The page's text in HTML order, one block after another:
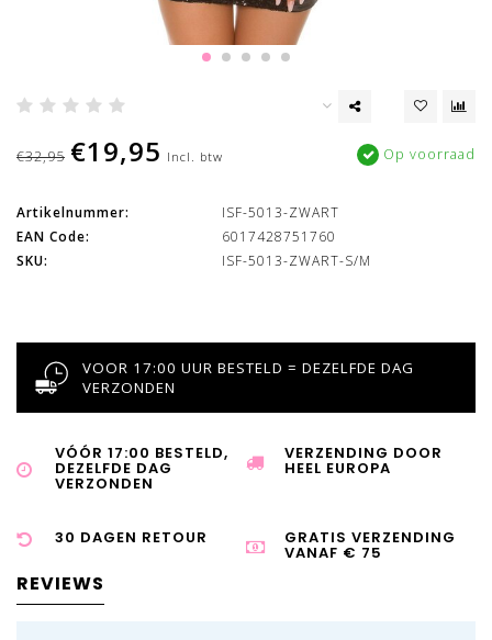
€32,95 €19,95 Incl. btw Op voorraad
Artikelnummer:
ISF-5013-ZWART
EAN Code:
6017428751760
SKU:
ISF-5013-ZWART-S/M
VOOR 17:00 UUR BESTELD = DEZELFDE DAG
VERZONDEN
VÓÓR 17:00 BESTELD,
DEZELFDE DAG
VERZONDEN
VERZENDING DOOR
HEEL EUROPA
30 DAGEN RETOUR GRATIS VERZENDING
VANAF € 75
REVIEWS